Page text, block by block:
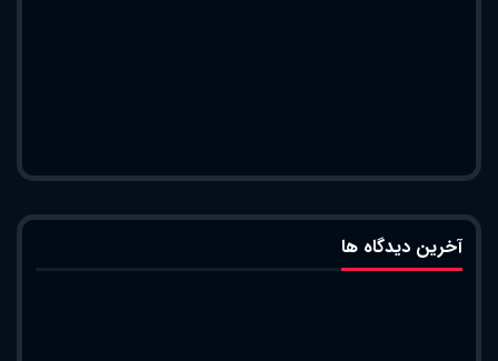
آخرین دیدگاه ها